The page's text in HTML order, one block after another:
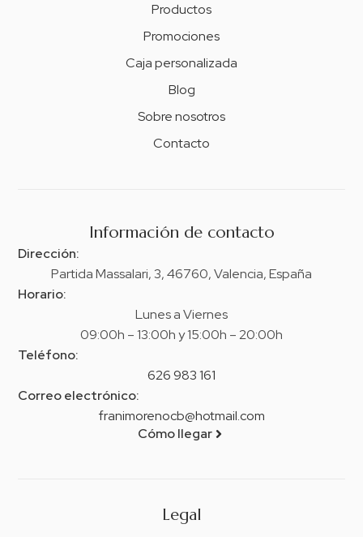
Productos
Promociones
Caja personalizada
Blog
Sobre nosotros
Contacto
Información de contacto
Dirección:
Partida Massalari, 3, 46760, Valencia, España
Horario:
Lunes a Viernes
09:00h – 13:00h y 15:00h – 20:00h
Teléfono:
626 983 161
Correo electrónico:
franimorenocb@hotmail.com
Cómo llegar
Legal